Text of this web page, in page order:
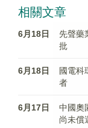
相關文章
6月18日
先聲藥
批
6月18日
國電科
者
6月17日
中國奧
尚未償